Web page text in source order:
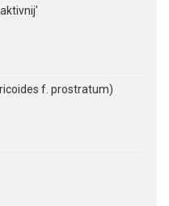
f. prostratum)